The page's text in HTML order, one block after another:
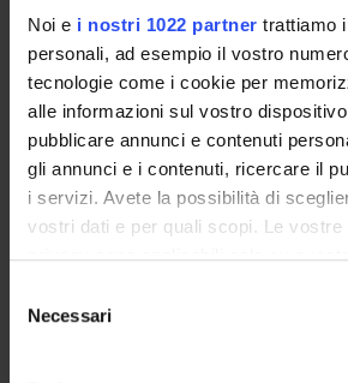
Noi e i nostri 1022 partner trattiamo
personali, ad esempio il vostro
tecnologie come i cookie per
alle informazioni sul vostro
pubblicare annunci e contenuti
gli annunci e i contenuti, ricercare il
i servizi. Avete la possibilità di
vostri dati e per quali scopi. Le vostre
privacy sono applicabili solo su
modificare o revocare il proprio
momento dalla Dichiarazione sui
delNecessari
id=2812140, 2016.
Referente
Alessandro Gnoatto
Referente esterno
Data pubblicazione